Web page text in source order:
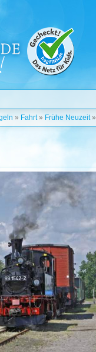
» Fahrt» Frühe Neuzeit»